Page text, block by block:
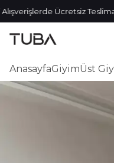
Ücretsiz Teslimat•
AnasayfaGiyimÜst